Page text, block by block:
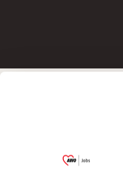
Garitz
(Ein
Bezirksverbandes